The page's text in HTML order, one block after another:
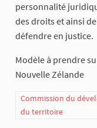
personnalité
des droits et ainsi
défendre en justice.
Modèle à prendre
Nouvelle Zélande
Commission du
du territoire